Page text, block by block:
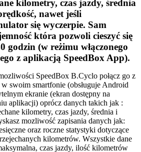
kilometry, czas jazdy, średnia
nawet jeśli
się wyczerpie. Sam
która pozwoli cieszyć się
godzin (w reżimu włączonego
z aplikacją SpeedBox App).
SpeedBox B.Cyclo połącz go z
swoim smartfonie (obsługuje Android
ekranie (ekran dostępny na
aplikacji) oprócz danych takich jak :
kilometry, czas jazdy, średnia i
mozliwość zapisania danych jak:
oraz roczne statystyki dotyczące
kilometrów. Wszystkie dane
czas jazdy, ilość kilometrów